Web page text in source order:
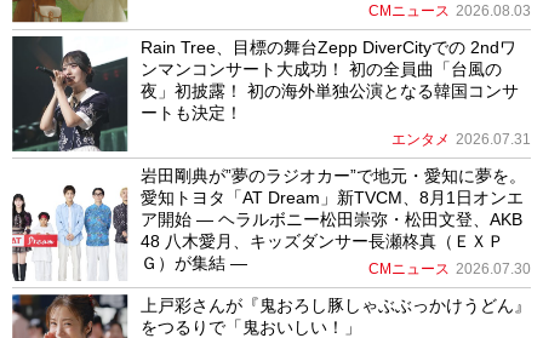
CMニュース 2026.08.03
Rain Tree、目標の舞台Zepp DiverCityでの 2ndワ
ンマンコンサート大成功！ 初の全員曲「台風の
夜」初披露！ 初の海外単独公演となる韓国コンサ
ートも決定！
エンタメ 2026.07.31
岩田剛典が”夢のラジオカー”で地元・愛知に夢を。
愛知トヨタ「AT Dream」新TVCM、8月1日オンエ
ア開始 ― ヘラルボニー松田崇弥・松田文登、AKB
48 八木愛月、キッズダンサー長瀬柊真（ＥＸＰ
Ｇ）が集結 ―
CMニュース 2026.07.30
上戸彩さんが『鬼おろし豚しゃぶぶっかけうどん』
をつるりで「鬼おいしい！」